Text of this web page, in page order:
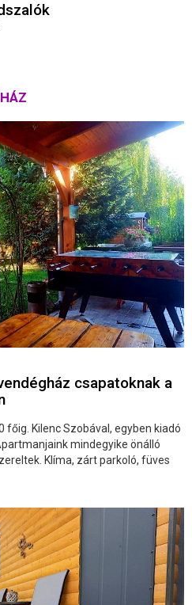
csapatoknak a
főig. Kilenc Szobával, egyben kiadó
mindegyike önálló
Klíma, zárt parkoló, füves